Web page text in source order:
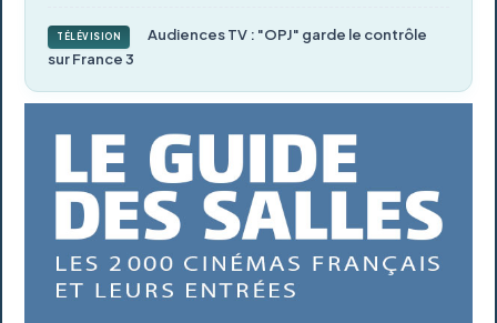
TÉLÉVISION
Audiences TV : "OPJ" garde le contrôle
sur France 3